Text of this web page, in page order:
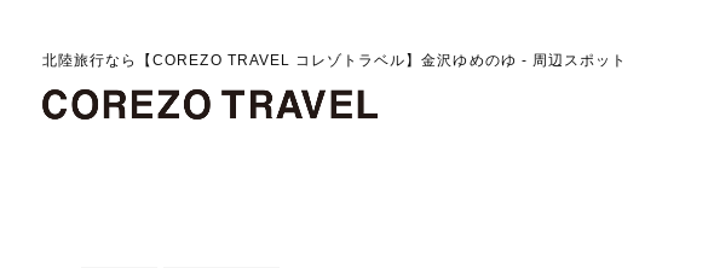
北陸旅行なら【COREZO TRAVEL コレゾトラベル】金沢ゆめのゆ - 周辺スポット